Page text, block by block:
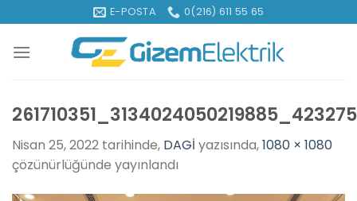
atla
E-POSTA 0(216) 611 55 65
Nisan 25, 2022 tarihinde, DAGİ yazısında,1080 × 1080
çözünürlüğünde yayınlandı